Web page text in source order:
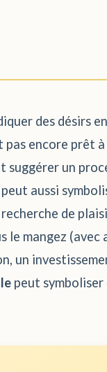
des désirs
pas encore prêt
un
aussi
de
le mangez (avec
un
peut symboliser